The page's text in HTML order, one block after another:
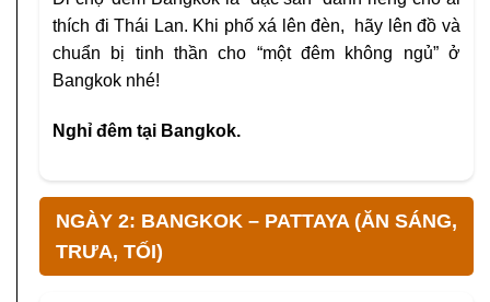
thích đi Thái Lan. Khi phố xá lên đèn, hãy lên đồ và
chuẩn bị tinh thần cho “một đêm không ngủ” ở
Bangkok nhé!
Nghỉ đêm tại Bangkok.
NGÀY 2: BANGKOK – PATTAYA (ĂN SÁNG,
TRƯA, TỐI)